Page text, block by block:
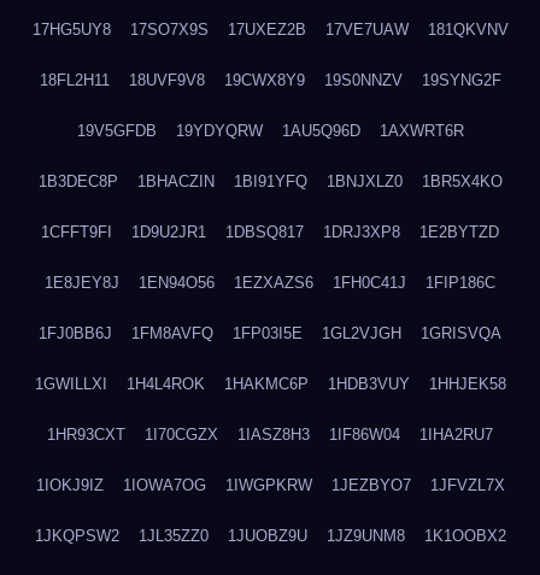
17HG5UY8 17SO7X9S 17UXEZ2B 17VE7UAW 181QKVNV
18FL2H11 18UVF9V8 19CWX8Y9 19S0NNZV 19SYNG2F
19V5GFDB 19YDYQRW 1AU5Q96D 1AXWRT6R
1B3DEC8P 1BHACZIN 1BI91YFQ 1BNJXLZ0 1BR5X4KO
1CFFT9FI 1D9U2JR1 1DBSQ817 1DRJ3XP8 1E2BYTZD
1E8JEY8J 1EN94O56 1EZXAZS6 1FH0C41J 1FIP186C
1FJ0BB6J 1FM8AVFQ 1FP03I5E 1GL2VJGH 1GRISVQA
1GWILLXI 1H4L4ROK 1HAKMC6P 1HDB3VUY 1HHJEK58
1HR93CXT 1I70CGZX 1IASZ8H3 1IF86W04 1IHA2RU7
1IOKJ9IZ 1IOWA7OG 1IWGPKRW 1JEZBYO7 1JFVZL7X
1JKQPSW2 1JL35ZZ0 1JUOBZ9U 1JZ9UNM8 1K1OOBX2